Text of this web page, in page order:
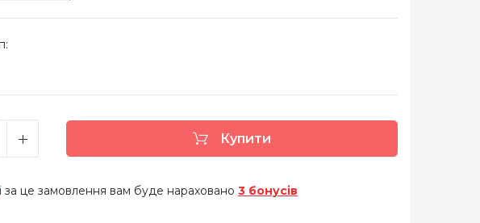
Купити
за це замовлення вам буде нараховано 3 бонусів